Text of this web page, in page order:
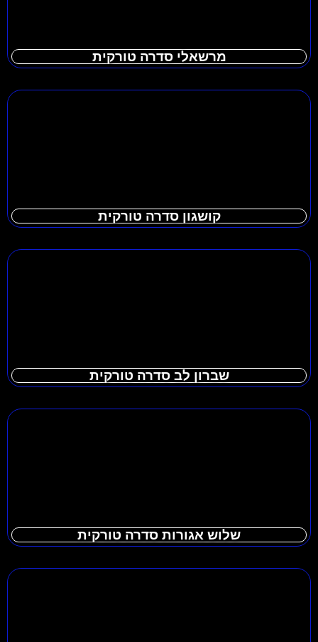
מרשאלי סדרה טורקית
קושגון סדרה טורקית
שברון לב סדרה טורקית
שלוש אגורות סדרה טורקית